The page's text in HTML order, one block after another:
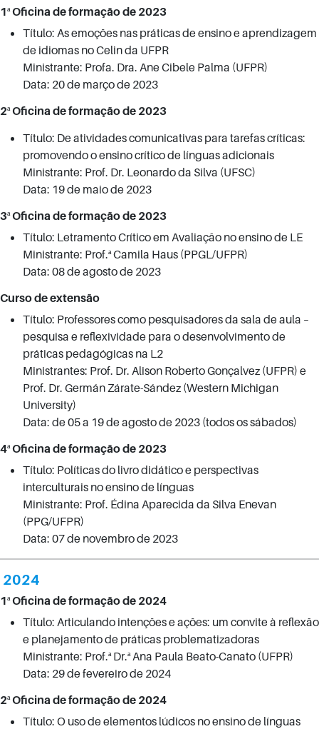
1ª Oficina de formação de 2023
Título: As emoções nas práticas de ensino e aprendizagem
de idiomas no Celin da UFPR
Ministrante: Profa. Dra. Ane Cibele Palma (UFPR)
Data: 20 de março de 2023
2ª Oficina de formação de 2023
Título: De atividades comunicativas para tarefas críticas:
promovendo o ensino crítico de línguas adicionais
Ministrante: Prof. Dr. Leonardo da Silva (UFSC)
Data: 19 de maio de 2023
3ª Oficina de formação de 2023
Título: Letramento Crítico em Avaliação no ensino de LE
Ministrante: Prof.ª Camila Haus (PPGL/UFPR)
Data: 08 de agosto de 2023
Curso de extensão
Título: Professores como pesquisadores da sala de aula –
pesquisa e reflexividade para o desenvolvimento de
práticas pedagógicas na L2
Ministrantes: Prof. Dr. Alison Roberto Gonçalvez (UFPR) e
Prof. Dr. Germán Zárate-Sández (Western Michigan
University)
Data: de 05 a 19 de agosto de 2023 (todos os sábados)
4ª Oficina de formação de 2023
Título: Políticas do livro didático e perspectivas
interculturais no ensino de línguas
Ministrante: Prof. Édina Aparecida da Silva Enevan
(PPG/UFPR)
Data: 07 de novembro de 2023
2024
1ª Oficina de formação de 2024
Título: Articulando intenções e ações: um convite à reflexão
e planejamento de práticas problematizadoras
Ministrante: Prof.ª Dr.ª Ana Paula Beato-Canato (UFPR)
Data: 29 de fevereiro de 2024
2ª Oficina de formação de 2024
Título: O uso de elementos lúdicos no ensino de línguas